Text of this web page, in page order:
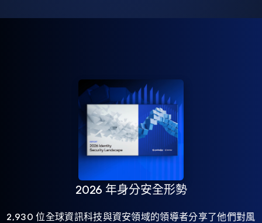
2026 年身分安全形勢
2,930 位全球資訊科技與資安領域的領導者分享了他們對風